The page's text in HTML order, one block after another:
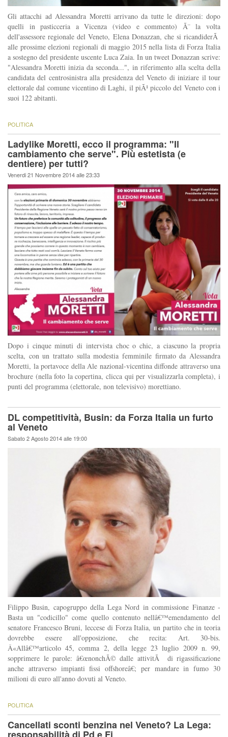
Gli attacchi ad Alessandra Moretti arrivano da tutte le direzioni: dopo
quelli in pasticceria a Vicenza (video e commento) Ã¨ la volta
dell'assessore regionale del Veneto, Elena Donazzan, che si ricandiderÃ
alle prossime elezioni regionali di maggio 2015 nella lista di Forza Italia
a sostegno del presidente uscente Luca Zaia. In un tweet Donazzan scrive:
"Alessandra Moretti inizia da seconda...", in riferimento alla scelta della
candidata del centrosinistra alla presidenza del Veneto di iniziare il tour
elettorale dal comune vicentino di Laghi, il piÃ¹ piccolo del Veneto con i
suoi 122 abitanti.
POLITICA
Ladylike Moretti, ecco il programma: "Il
cambiamento che serve". Più estetista (e
dentiere) per tutti?
Venerdi 21 Novembre 2014 alle 23:33
Dopo i cinque minuti di intervista choc o chic, a ciascuno la propria
scelta, con un trattato sulla modestia femminile firmato da Alessandra
Moretti, la portavoce della Ale nazional-vicentina diffonde attraverso una
brochure (nella foto la copertina, clicca qui per visualizzarla completa), i
punti del programma (elettorale, non televisivo) morettiano.
DL competitività, Busin: da Forza Italia un furto
al Veneto
Sabato 2 Agosto 2014 alle 19:00
Filippo Busin, capogruppo della Lega Nord in commissione Finanze -
Basta un "codicillo" come quello contenuto nellâ€™emendamento del
senatore Francesco Bruni, leccese di Forza Italia, un partito che in teoria
dovrebbe essere all'opposizione, che recita: Art. 30-bis.
Â«Allâ€™articolo 45, comma 2, della legge 23 luglio 2009 n. 99,
sopprimere le parole: â€œnonchÃ© dalle attivitÃ di rigassificazione
anche attraverso impianti fissi offshoreâ€; per mandare in fumo 30
milioni di euro all'anno dovuti al Veneto.
POLITICA
Cancellati sconti benzina nel Veneto? La Lega: